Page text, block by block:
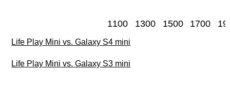
1100 1300 1500 1700
Life Play Mini vs. Galaxy S4 mini
Life Play Mini vs. Galaxy S3 mini